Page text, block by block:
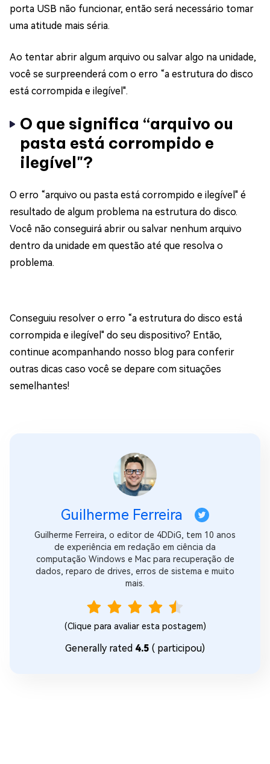
porta USB não funcionar, então será necessário tomar
uma atitude mais séria.
Ao tentar abrir algum arquivo ou salvar algo na unidade,
você se surpreenderá com o erro “a estrutura do disco
está corrompida e ilegível".
O que significa “arquivo ou
pasta está corrompido e
ilegível"?
O erro “arquivo ou pasta está corrompido e ilegível" é
resultado de algum problema na estrutura do disco.
Você não conseguirá abrir ou salvar nenhum arquivo
dentro da unidade em questão até que resolva o
problema.
Conseguiu resolver o erro “a estrutura do disco está
corrompida e ilegível" do seu dispositivo? Então,
continue acompanhando nosso blog para conferir
outras dicas caso você se depare com situações
semelhantes!
Guilherme Ferreira
Guilherme Ferreira, o editor de 4DDiG, tem 10 anos
de experiência em redação em ciência da
computação Windows e Mac para recuperação de
dados, reparo de drives, erros de sistema e muito
mais.
(Clique para avaliar esta postagem)
Generally rated 4.5 ( participou)